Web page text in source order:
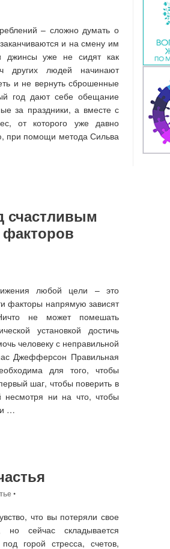
– сложно думать о
и на смену им
джинсы уже не сидят как
других людей начинают
и не вернуть сброшенные
год дают себе обещание
за праздники, а вместе с
от которого уже давно
при помощи метода Сильва
счастливым
любой цели – это
факторы напрямую зависят
не может помешать
установкой достичь
человеку с неправильной
Джефферсон Правильная
для того, чтобы
шаг, чтобы поверить в
ни на что, чтобы
и …
•
что вы потеряли свое
сейчас складывается
горой стресса, счетов,